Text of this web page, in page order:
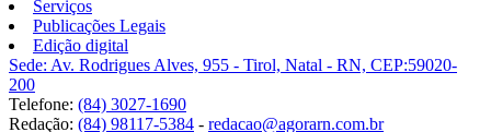
Serviços
Publicações Legais
Edição digital
Sede: Av. Rodrigues Alves, 955 - Tirol, Natal - RN, CEP:59020-
200
Telefone: (84) 3027-1690
Redação: (84) 98117-5384 - redacao@agorarn.com.br